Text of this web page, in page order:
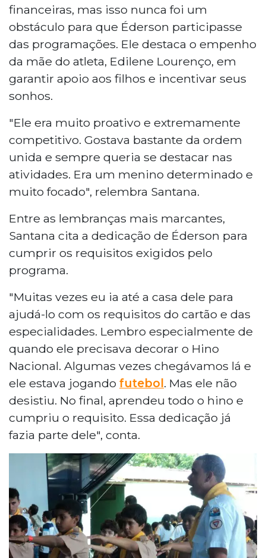
financeiras, mas isso nunca foi um
obstáculo para que Éderson participasse
das programações. Ele destaca o empenho
da mãe do atleta, Edilene Lourenço, em
garantir apoio aos filhos e incentivar seus
sonhos.
"Ele era muito proativo e extremamente
competitivo. Gostava bastante da ordem
unida e sempre queria se destacar nas
atividades. Era um menino determinado e
muito focado", relembra Santana.
Entre as lembranças mais marcantes,
Santana cita a dedicação de Éderson para
cumprir os requisitos exigidos pelo
programa.
"Muitas vezes eu ia até a casa dele para
ajudá-lo com os requisitos do cartão e das
especialidades. Lembro especialmente de
quando ele precisava decorar o Hino
Nacional. Algumas vezes chegávamos lá e
ele estava jogando futebol. Mas ele não
desistiu. No final, aprendeu todo o hino e
cumpriu o requisito. Essa dedicação já
fazia parte dele", conta.